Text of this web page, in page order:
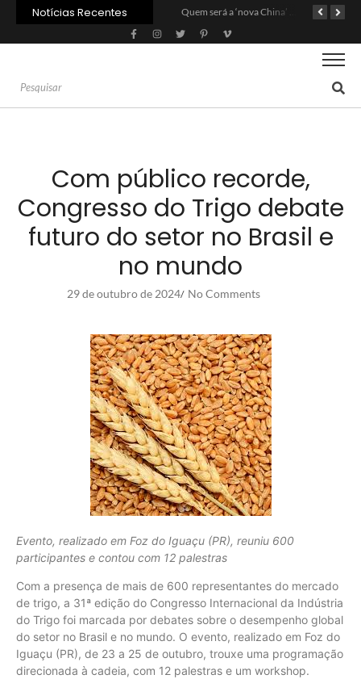
Notícias Recentes Quem será a ‘nova China’ do agro quando o apetite de Pequim acabar?
Com público recorde,
Congresso do Trigo debate
futuro do setor no Brasil e
no mundo
29 de outubro de 2024/ No Comments
Evento, realizado em Foz do Iguaçu (PR), reuniu 600
participantes e contou com 12 palestras
Com a presença de mais de 600 representantes do mercado
de trigo, a 31ª edição do Congresso Internacional da Indústria
do Trigo foi marcada por debates sobre o desempenho global
do setor no Brasil e no mundo. O evento, realizado em Foz do
Iguaçu (PR), de 23 a 25 de outubro, trouxe uma programação
direcionada à cadeia, com 12 palestras e um workshop.